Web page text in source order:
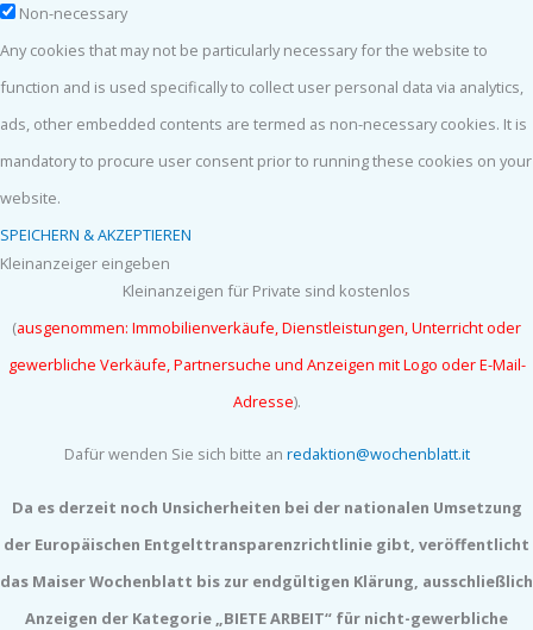
Non-necessary
Any cookies that may not be particularly necessary for the website to
function and is used specifically to collect user personal data via analytics,
ads, other embedded contents are termed as non-necessary cookies. It is
mandatory to procure user consent prior to running these cookies on your
website.
SPEICHERN & AKZEPTIEREN
Kleinanzeiger eingeben
Kleinanzeigen für Private sind kostenlos
(ausgenommen: Immobilienverkäufe, Dienstleistungen, Unterricht oder
gewerbliche Verkäufe, Partnersuche und Anzeigen mit Logo oder E-Mail-
Adresse).
Dafür wenden Sie sich bitte an redaktion@wochenblatt.it
Da es derzeit noch Unsicherheiten bei der nationalen Umsetzung
der Europäischen Entgelttransparenzrichtlinie gibt, veröffentlicht
das Maiser Wochenblatt bis zur endgültigen Klärung, ausschließlich
Anzeigen der Kategorie „BIETE ARBEIT“ für nicht-gewerbliche